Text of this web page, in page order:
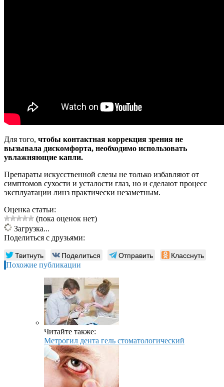
Для того, чтобы контактная коррекция зрения не
вызывала дискомфорта, необходимо использовать
увлажняющие капли.
Препараты искусственной слезы не только избавляют от
симптомов сухости и усталости глаз, но и сделают процесс
эксплуатации линз практически незаметным.
Оценка статьи:
(пока оценок нет)
Загрузка...
Поделиться с друзьями:
Твитнуть Поделиться Отправить Класснуть
Похожие публикации
Читайте также:
Метрогил дента гель стоматологический